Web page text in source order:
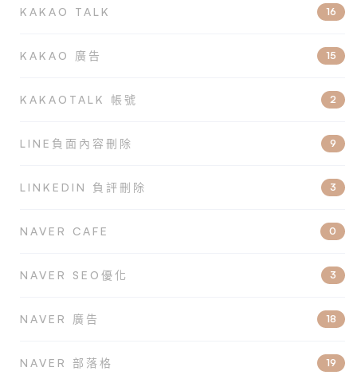
KAKAO TALK 16
KAKAO 廣告 15
KAKAOTALK 帳號 2
LINE負面內容刪除 9
LINKEDIN 負評刪除 3
NAVER CAFE 0
NAVER SEO優化 3
NAVER 廣告 18
NAVER 部落格 19